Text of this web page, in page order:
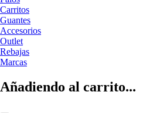
Carritos
Guantes
Accesorios
Outlet
Rebajas
Marcas
Añadiendo al carrito...